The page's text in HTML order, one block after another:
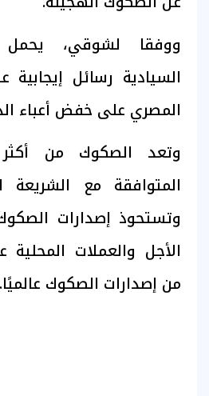
ووفقا لشوقي، يحمل
السيادية رسائل
المصري على خفض أعباء
وتعد الصكوك من أكثر
المتوافقة مع الشريعة
وتستحوذ إصدارات
الأجل والعملات المحلية
من إصدارات الصكوك عالميًا.